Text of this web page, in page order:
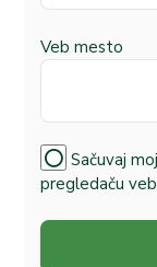
Veb mesto
Sačuvaj
pregledaču